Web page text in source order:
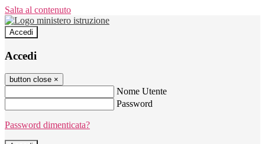
Salta al contenuto
Accedi
Accedi
button close ×
Nome Utente
Password
Password dimenticata?